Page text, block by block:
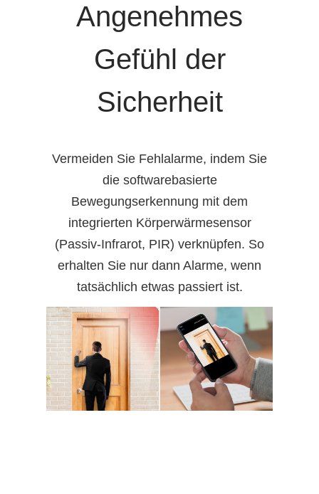
Angenehmes
Gefühl der
Sicherheit
Vermeiden Sie Fehlalarme, indem Sie
die softwarebasierte
Bewegungserkennung mit dem
integrierten Körperwärmesensor
(Passiv-Infrarot, PIR) verknüpfen. So
erhalten Sie nur dann Alarme, wenn
tatsächlich etwas passiert ist.